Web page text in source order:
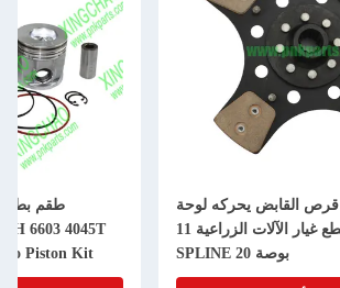
RE222670 قرص القابض يحركه لوحة
Assy يناسب قطع غيار الآلات الزراعية 11
بوصة 20 SPLINE
6603 4045T
Piston Kit